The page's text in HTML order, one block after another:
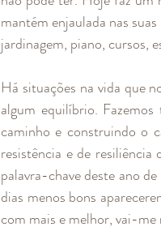
mantém enjaulada nas
jardinagem, piano, cursos,
Há situações na vida que
algum equilíbrio.
caminho e construindo o
resistência e de resiliência
palavra-chave deste ano
dias menos bons
com mais e melhor, vai-